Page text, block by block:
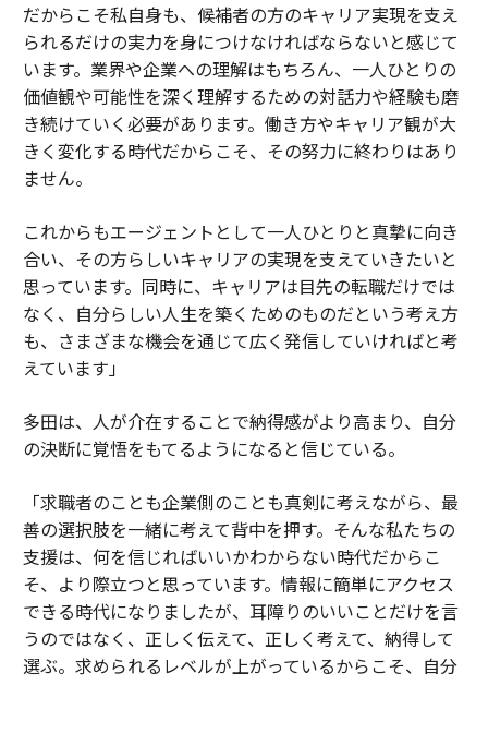
だからこそ私自身も、候補者の方のキャリア実現を支え
られるだけの実力を身につけなければならないと感じて
います。業界や企業への理解はもちろん、一人ひとりの
価値観や可能性を深く理解するための対話力や経験も磨
き続けていく必要があります。働き方やキャリア観が大
きく変化する時代だからこそ、その努力に終わりはあり
ません。
これからもエージェントとして一人ひとりと真摯に向き
合い、その方らしいキャリアの実現を支えていきたいと
思っています。同時に、キャリアは目先の転職だけでは
なく、自分らしい人生を築くためのものだという考え方
も、さまざまな機会を通じて広く発信していければと考
えています」
多田は、人が介在することで納得感がより高まり、自分
の決断に覚悟をもてるようになると信じている。
「求職者のことも企業側のことも真剣に考えながら、最
善の選択肢を一緒に考えて背中を押す。そんな私たちの
支援は、何を信じればいいかわからない時代だからこ
そ、より際立つと思っています。情報に簡単にアクセス
できる時代になりましたが、耳障りのいいことだけを言
うのではなく、正しく伝えて、正しく考えて、納得して
選ぶ。求められるレベルが上がっているからこそ、自分